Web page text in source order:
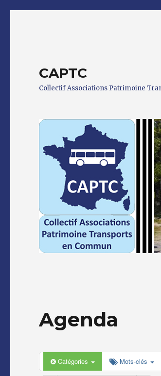
CAPTC
Collectif Associations Patrimoine
Agenda
Catégories Mots-clés
0 h 00 min
1 h 00 min
2 h 00 min
5 h 00 min
6 h 00 min